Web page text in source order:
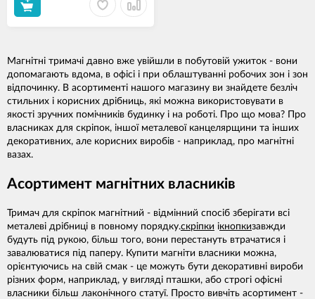
Магнітні тримачі давно вже увійшли в побутовій ужиток - вони
допомагають вдома, в офісі і при облаштуванні робочих зон і зон
відпочинку. В асортименті нашого магазину ви знайдете безліч
стильних і корисних дрібниць, які можна використовувати в
якості зручних помічників будинку і на роботі. Про що мова? Про
власниках для скріпок, іншої металевої канцелярщини та інших
декоративних, але корисних виробів - наприклад, про магнітні
вазах.
Асортимент магнітних власників
Тримач для скріпок магнітний - відмінний спосіб зберігати всі
металеві дрібниці в повному порядку.скріпки ікнопкизавжди
будуть під рукою, більш того, вони перестануть втрачатися і
завалюватися під паперу. Купити магніти власники можна,
орієнтуючись на свій смак - це можуть бути декоративні вироби
різних форм, наприклад, у вигляді пташки, або строгі офісні
власники більш лаконічного статуї. Просто вивчіть асортимент -